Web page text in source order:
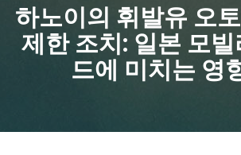
하노이의 휘발유 오
제한 조치: 일본 모
드에 미치는 영